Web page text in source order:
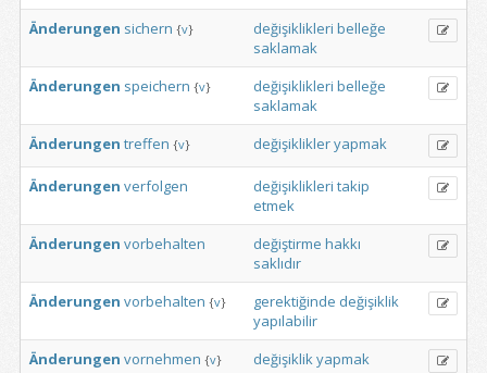
Änderungen sichern {v} değişiklikleri belleğe
saklamak
Änderungen speichern {v} değişiklikleri belleğe
saklamak
Änderungen treffen {v} değişiklikleryapmak
Änderungen verfolgen değişiklikleri takip
etmek
Änderungen vorbehalten değiştirme hakkı
saklıdır
Änderungen vorbehalten {v} gerektiğinde değişiklik
yapılabilir
Änderungen vornehmen {v} değişiklikyapmak